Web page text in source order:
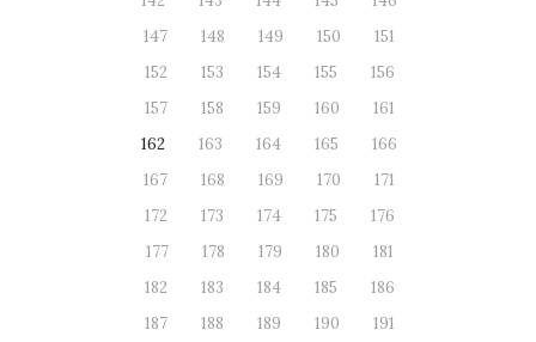
147
148 149 150
151
152
153 154 155
156
157
158 159 160
161
162
163 164 165
166
167
168 169 170
171
172
173 174 175
176
177
178 179 180
181
182
183 184 185
186
187
188 189 190
191